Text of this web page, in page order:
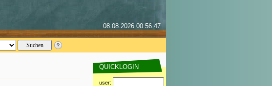
08.08.2026 00:56:47
QUICKLOGIN
user: